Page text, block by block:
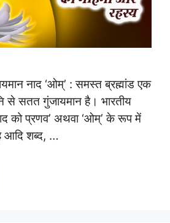
नाद ‘ओम्’ : समस्त ब्रह्मांड एक
से सतत गुंजायमान है। भारतीय
को प्रणव’ अथवा ‘ओम्’ के रूप में
आदि शब्द, …